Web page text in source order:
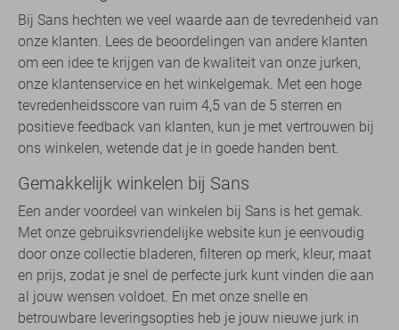
Bij Sans hechten we veel waarde aan de tevredenheid van
onze klanten. Lees de beoordelingen van andere klanten
om een idee te krijgen van de kwaliteit van onze jurken,
onze klantenservice en het winkelgemak. Met een hoge
tevredenheidsscore van ruim 4,5 van de 5 sterren en
positieve feedback van klanten, kun je met vertrouwen bij
ons winkelen, wetende dat je in goede handen bent.
Gemakkelijk winkelen bij Sans
Een ander voordeel van winkelen bij Sans is het gemak.
Met onze gebruiksvriendelijke website kun je eenvoudig
door onze collectie bladeren, filteren op merk, kleur, maat
en prijs, zodat je snel de perfecte jurk kunt vinden die aan
al jouw wensen voldoet. En met onze snelle en
betrouwbare leveringsopties heb je jouw nieuwe jurk in